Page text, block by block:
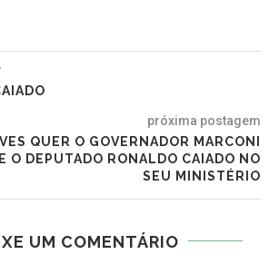
próxima postagem
QUER O GOVERNADOR MARCONI
O DEPUTADO RONALDO CAIADO NO
SEU MINISTÉRIO
UM COMENTÁRIO